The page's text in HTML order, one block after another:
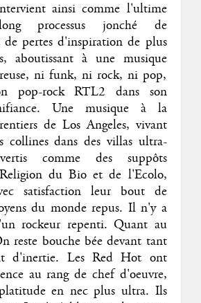
ainsi comme l'ultime
processus jonché de
de pertes d'inspiration de plus
aboutissant à une musique
ni funk, ni rock, ni pop,
pop-rock RTL2 dans son
Une musique à la
de Los Angeles, vivant
collines dans des villas ultra-
comme des suppôts
du Bio et de l'Ecolo,
satisfaction leur bout de
du monde repus. Il n'y a
rockeur repenti. Quant au
reste bouche bée devant tant
d'inertie. Les Red Hot ont
au rang de chef d'oeuvre,
en nec plus ultra. Ils